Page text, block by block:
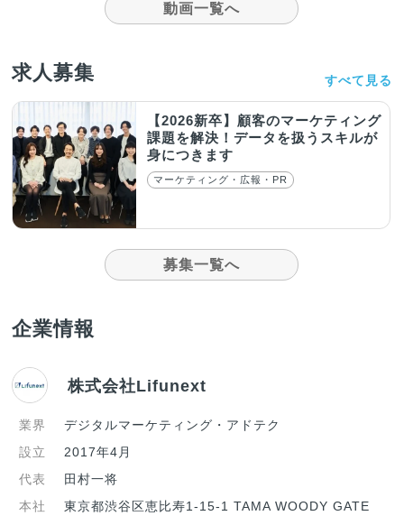
動画一覧へ
求人募集 すべて見る
【2026新卒】顧客のマーケティング
課題を解決！データを扱うスキルが
身につきます
マーケティング・広報・PR
募集一覧へ
企業情報
株式会社Lifunext
業界
デジタルマーケティング・アドテク
設立
2017年4月
代表
田村一将
本社
東京都渋谷区恵比寿1-15-1 TAMA WOODY GATE